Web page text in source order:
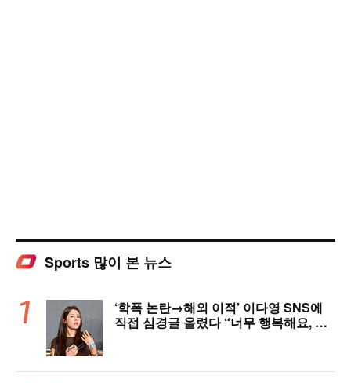
Sports 많이 본 뉴스
‘학폭 논란→해외 이적’ 이다영 SNS에
직접 심경글 올렸다 “너무 행복해요, 여